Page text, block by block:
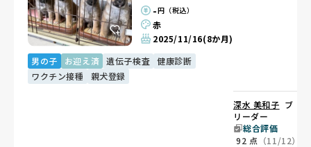
-円（税込）
赤
2025/11/16(8か月)
男の子
お迎え済 遺伝子検査
健康診断
ワクチン接種
親犬登録
深水 美和子 ブ
リーダー
総合評価
92 点 （11/12）